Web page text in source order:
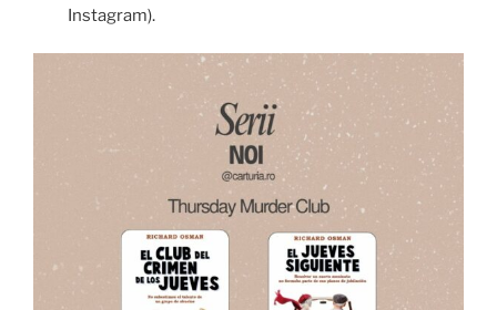
Instagram).